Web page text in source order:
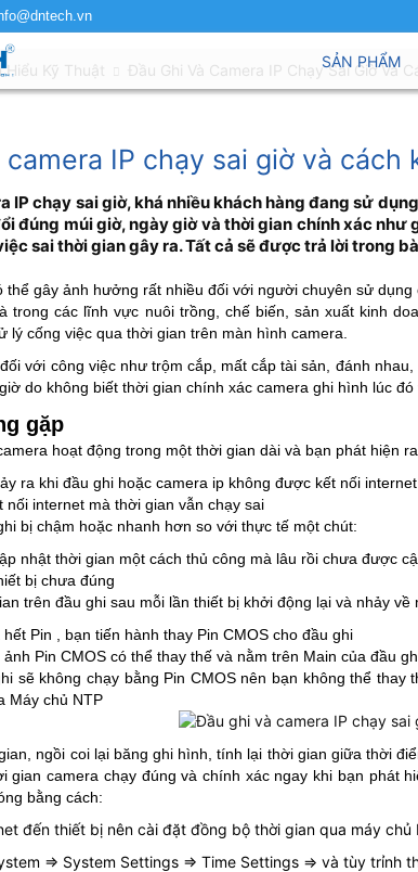
SẢN PHẨM
Hiểu Kỹ Thuật Đầu Ghi Và Camera IP Chạy Sai Giờ Và
IP chạy sai giờ và cách
IP chạy sai giờ, khá nhiều khách hàng đang sử
đúng múi giờ, ngày giờ và thời gian chính xác
sai thời gian gây ra. Tất cả sẽ được trả lời trong
thể gây ảnh hưởng rất nhiều đối với người chuyên sử
trong các lĩnh vực nuôi trồng, chế biến, sản xuất kinh
lý cống việc qua thời gian trên màn hình camera.
với công việc như trộm cắp, mất cắp tài sản, đánh
do không biết thời gian chính xác camera ghi hình lúc
gặp
hoạt động trong một thời gian dài và bạn phát hiện
ra khi đầu ghi hoặc camera ip không được kết nối internet
nối internet mà thời gian vẫn chạy sai
bị chậm hoặc nhanh hơn so với thực tế một chút:
nhật thời gian một cách thủ công mà lâu rồi chưa được
bị chưa đúng
trên đầu ghi sau mỗi lần thiết bị khởi động lại và nhảy
Pin , bạn tiến hành thay Pin CMOS cho đầu ghi
Pin CMOS có thể thay thế và nằm trên Main của đầu
sẽ không chạy bằng Pin CMOS nên bạn không thể
Máy chủ NTP
ngồi coi lại băng ghi hình, tính lại thời gian giữa thời
gian camera chạy đúng và chính xác ngay khi bạn phát
bằng cách:
đến thiết bị nên cài đặt đồng bộ thời gian qua máy chủ
=> System Settings => Time Settings => và tùy trỉnh